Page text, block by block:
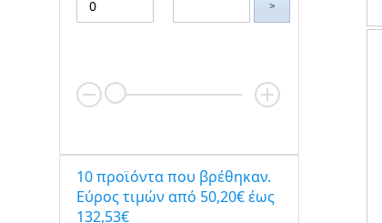
>
10 προϊόντα που βρέθηκαν.
Eύρος τιμών από 50,20€ έως
132,53€